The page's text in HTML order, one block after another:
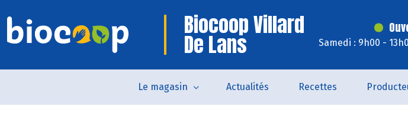
Biocoop Villard
De Lans Samedi : 9h00 -
Le magasin Actualités Recettes